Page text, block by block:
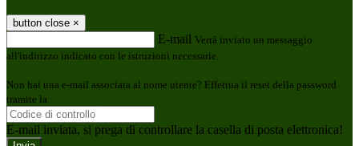
button close ×
E-mail Verrà inviato un messaggio
all'indirizzo indicato con le istruzioni necessarie.
Non hai una e-mail associata al nome utente? Effettua il reset della password
tramite la
E-mail inviata, si prega di controllare la casella di posta elettronica!